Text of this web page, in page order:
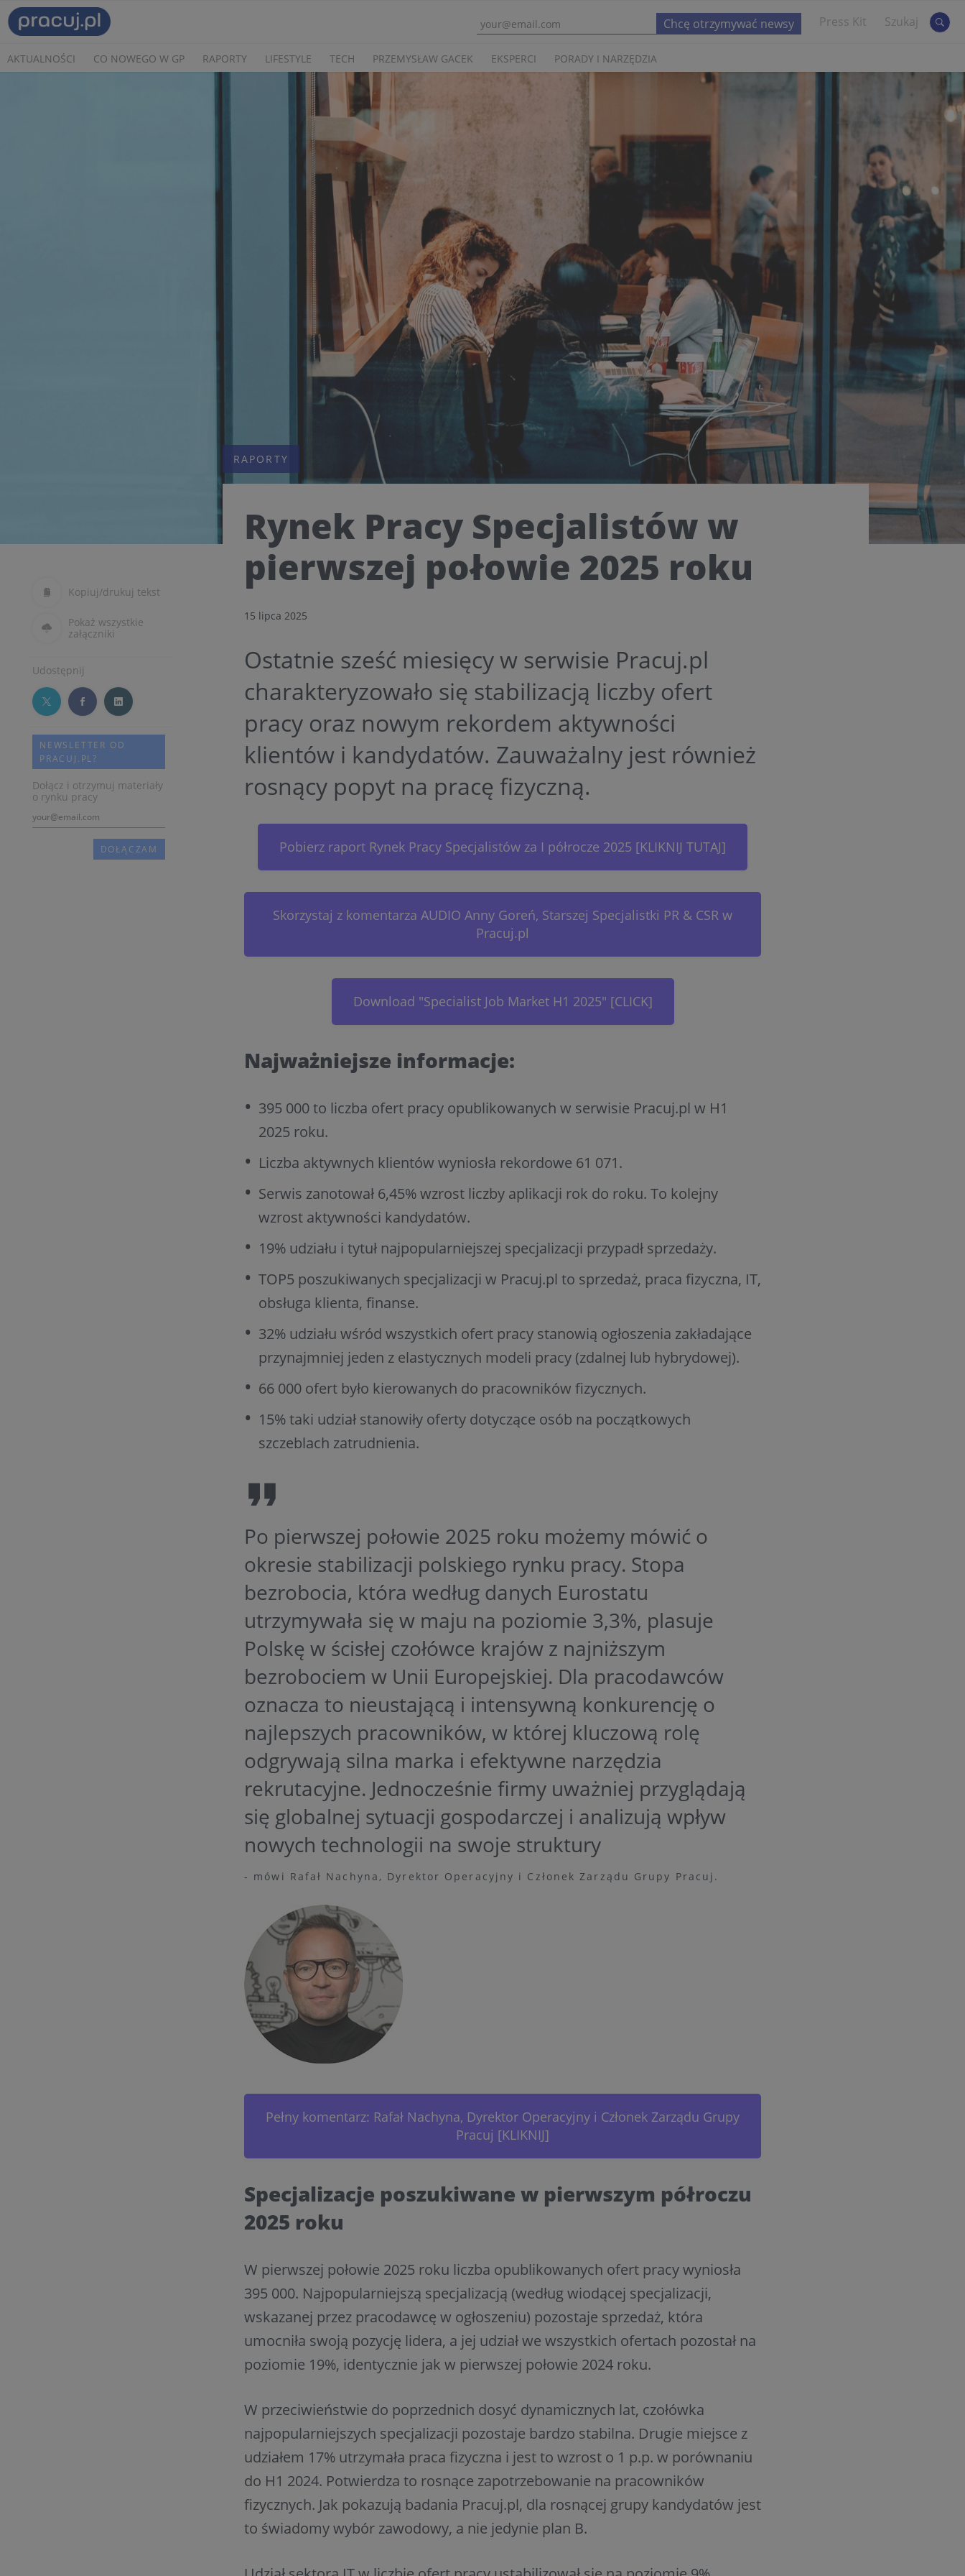
Press Kit Szukaj
AKTUALNOŚCI CO NOWEGO W GP RAPORTY LIFESTYLE TECH PRZEMYSŁAW GACEK EKSPERCI PORADY I NARZĘDZIA
Kopiuj/drukuj tekst
Pokaż wszystkie
załączniki
Udostępnij
NEWSLETTER OD
PRACUJ.PL?
Dołącz i otrzymuj materiały
o rynku pracy
RAPORTY
Rynek Pracy Specjalistów w
pierwszej połowie 2025 roku
15 lipca 2025
Ostatnie sześć miesięcy w serwisie Pracuj.pl
charakteryzowało się stabilizacją liczby ofert
pracy oraz nowym rekordem aktywności
klientów i kandydatów. Zauważalny jest również
rosnący popyt na pracę fizyczną.
Pobierz raport Rynek Pracy Specjalistów za I półrocze 2025 [KLIKNIJ TUTAJ]
Skorzystaj z komentarza AUDIO Anny Goreń, Starszej Specjalistki PR & CSR w
Pracuj.pl
Download "Specialist Job Market H1 2025" [CLICK]
Najważniejsze informacje:
395 000 to liczba ofert pracy opublikowanych w serwisie Pracuj.pl w H1
2025 roku.
Liczba aktywnych klientów wyniosła rekordowe 61 071.
Serwis zanotował 6,45% wzrost liczby aplikacji rok do roku. To kolejny
wzrost aktywności kandydatów.
19% udziału i tytuł najpopularniejszej specjalizacji przypadł sprzedaży.
TOP5 poszukiwanych specjalizacji w Pracuj.pl to sprzedaż, praca fizyczna, IT,
obsługa klienta, finanse.
32% udziału wśród wszystkich ofert pracy stanowią ogłoszenia zakładające
przynajmniej jeden z elastycznych modeli pracy (zdalnej lub hybrydowej).
66 000 ofert było kierowanych do pracowników fizycznych.
15% taki udział stanowiły oferty dotyczące osób na początkowych
szczeblach zatrudnienia.
Po pierwszej połowie 2025 roku możemy mówić o
okresie stabilizacji polskiego rynku pracy. Stopa
bezrobocia, która według danych Eurostatu
utrzymywała się w maju na poziomie 3,3%, plasuje
Polskę w ścisłej czołówce krajów z najniższym
bezrobociem w Unii Europejskiej. Dla pracodawców
oznacza to nieustającą i intensywną konkurencję o
najlepszych pracowników, w której kluczową rolę
odgrywają silna marka i efektywne narzędzia
rekrutacyjne. Jednocześnie firmy uważniej przyglądają
się globalnej sytuacji gospodarczej i analizują wpływ
nowych technologii na swoje struktury
- mówi Rafał Nachyna, Dyrektor Operacyjny i Członek Zarządu Grupy Pracuj.
Pełny komentarz: Rafał Nachyna, Dyrektor Operacyjny i Członek Zarządu Grupy
Pracuj [KLIKNIJ]
Specjalizacje poszukiwane w pierwszym półroczu
2025 roku
W pierwszej połowie 2025 roku liczba opublikowanych ofert pracy wyniosła
395 000. Najpopularniejszą specjalizacją (według wiodącej specjalizacji,
wskazanej przez pracodawcę w ogłoszeniu) pozostaje sprzedaż, która
umocniła swoją pozycję lidera, a jej udział we wszystkich ofertach pozostał na
poziomie 19%, identycznie jak w pierwszej połowie 2024 roku.
W przeciwieństwie do poprzednich dosyć dynamicznych lat, czołówka
najpopularniejszych specjalizacji pozostaje bardzo stabilna. Drugie miejsce z
udziałem 17% utrzymała praca fizyczna i jest to wzrost o 1 p.p. w porównaniu
do H1 2024. Potwierdza to rosnące zapotrzebowanie na pracowników
fizycznych. Jak pokazują badania Pracuj.pl, dla rosnącej grupy kandydatów jest
to świadomy wybór zawodowy, a nie jedynie plan B.